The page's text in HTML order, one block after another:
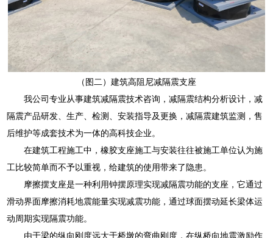
（图二）建筑高阻尼减隔震支座
我公司专业从事建筑减隔震技术咨询，减隔震结构分析设计，减
隔震产品研发、生产、检测、安装指导及更换，减隔震建筑监测，售
后维护等成套技术为一体的高科技企业。
在建筑工程施工中，橡胶支座施工与安装往往被施工单位认为施
工比较简单而不予以重视，给建筑的使用带来了隐患。
摩擦摆支座是一种利用钟摆原理实现减隔震功能的支座，它通过
滑动界面摩擦消耗地震能量实现减震功能，通过球面摆动延长梁体运
动周期实现隔震功能。
由于梁的纵向刚度远大于桥墩的弯曲刚度，在纵桥向地震激励作